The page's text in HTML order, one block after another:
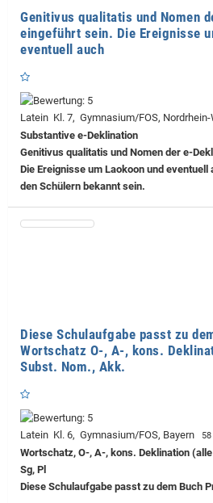
Genitivus qualitatis und Nomen
eingeführt sein. Die Ereignisse
eventuell auch
Latein Kl. 7, Gymnasium/FOS,
Substantive e-Deklination
Genitivus qualitatis und Nomen der e-
Die Ereignisse um Laokoon und
den Schülern bekannt sein.
Diese Schulaufgabe passt zu
Wortschatz O-, A-, kons.
Subst. Nom., Akk.
Latein Kl. 6, Gymnasium/FOS, Bayern
Wortschatz, O-, A-, kons. Deklination
Sg, Pl
Diese Schulaufgabe passt zu dem Buch